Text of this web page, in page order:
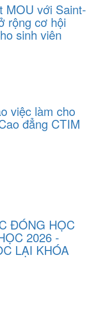
MOU với Saint-
rộng cơ hội
sinh viên
việc làm cho
đẳng CTIM
ĐÓNG HỌC
2026 -
LẠI KHÓA